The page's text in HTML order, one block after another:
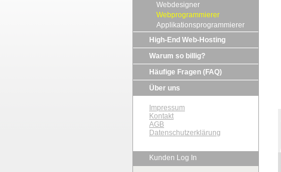
Webdesigner
Webprogrammierer
Applikationsprogrammierer
High-End Web-Hosting
Warum so billig?
Häufige Fragen (FAQ)
Über uns
Impressum
Kontakt
AGB
Datenschutzerklärung
Kunden Log In